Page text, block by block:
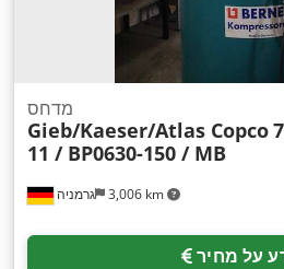
גרמניה 3,006 km
מדחס
Gieb/Kaeser/Atlas Copco
11 / BP0630-150 / MB
על מחיר